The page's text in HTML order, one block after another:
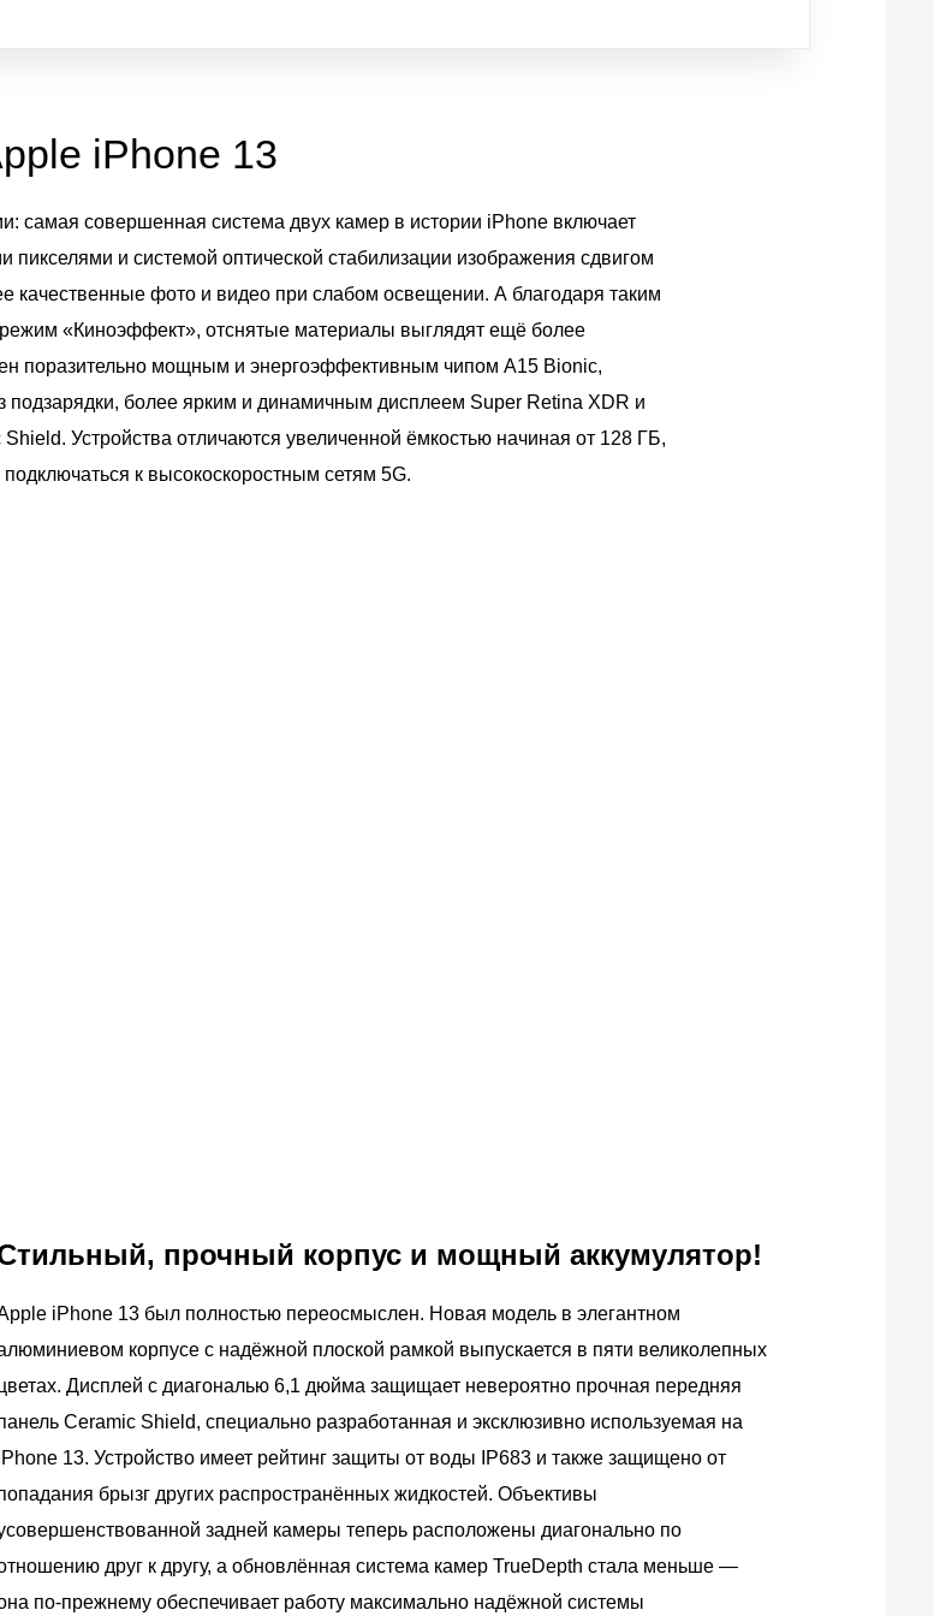
iPhone 13
самая совершенная система двух камер в истории iPhone включает
и системой оптической стабилизации изображения сдвигом
качественные фото и видео при слабом освещении. А благодаря таким
«Киноэффект», отснятые материалы выглядят ещё более
поразительно мощным и энергоэффективным чипом A15 Bionic,
подзарядки, более ярким и динамичным дисплеем Super Retina XDR и
Устройства отличаются увеличенной ёмкостью начиная от 128 ГБ,
к высокоскоростным сетям 5G.
прочный корпус и мощный аккумулятор!
iPhone 13 был полностью переосмыслен. Новая модель в элегантном
корпусе с надёжной плоской рамкой выпускается в пяти великолепных
Дисплей с диагональю 6,1 дюйма защищает невероятно прочная передняя
Ceramic Shield, специально разработанная и эксклюзивно используемая на
13. Устройство имеет рейтинг защиты от воды IP683 и также защищено от
брызг других распространённых жидкостей. Объективы
задней камеры теперь расположены диагонально по
друг к другу, а обновлённая система камер TrueDepth стала меньше —
по‑прежнему обеспечивает работу максимально надёжной системы